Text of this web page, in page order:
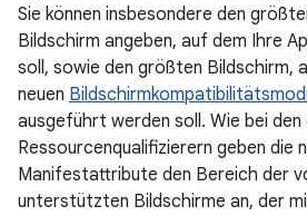
Sie können insbesondere den
Bildschirm angeben, auf dem Ihre
soll, sowie den größten Bildschirm,
neuen
ausgeführt werden soll. Wie bei
Ressourcenqualifizierern geben die
Manifestattribute den Bereich der
unterstützten Bildschirme an, der